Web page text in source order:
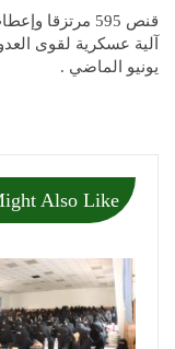
آلية عسكرية لقوى
يونيو الماضي .
Also Like